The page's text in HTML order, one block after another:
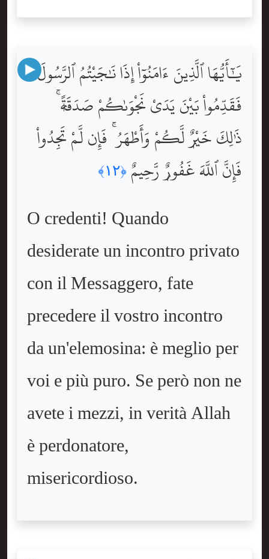
يَٰٓأَيُّهَا ٱلَّذِينَ ءَامَنُوٓاْ إِذَا نَٰجَيْتُمُ ٱلرَّسُولَ
فَقَدِّمُواْ بَيْنَ يَدَىْ نَجْوَىٰكُمْ صَدَقَةًۭ ۚ
ذَٰلِكَ خَيْرٌۭ لَّكُمْ وَأَطْهَرُ ۚ فَإِن لَّمْ تَجِدُواْ
فَإِنَّ ٱللَّهَ غَفُورٌۭ رَّحِيمٌ ﴿١٢﴾
O credenti! Quando
desiderate un incontro privato
con il Messaggero, fate
precedere il vostro incontro
da un'elemosina: è meglio per
voi e più puro. Se però non ne
avete i mezzi, in verità Allah
è perdonatore,
misericordioso.